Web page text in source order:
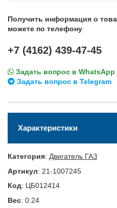
Получить информация о
можете по телефону
+7 (4162) 439-47-45
Задать вопрос в WhatsApp
Задать вопрос в Telegram
Характеристики
Категория: Двигатель ГАЗ
Артикул: 21-1007245
Код: ЦБ012414
Вес: 0.24